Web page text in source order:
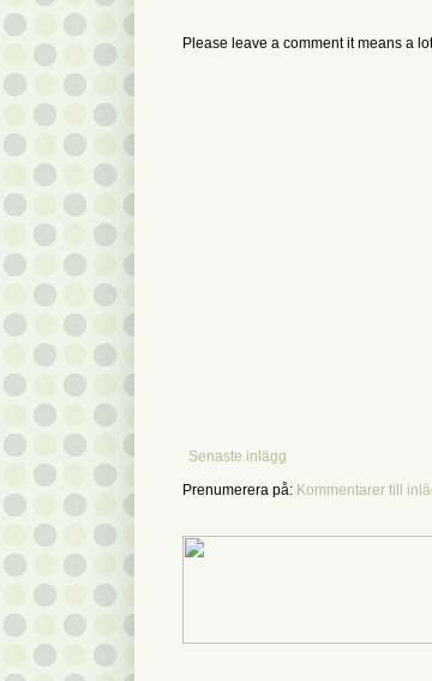
Please leave a comment it means a
Senaste inlägg
Prenumerera på: Kommentarer till